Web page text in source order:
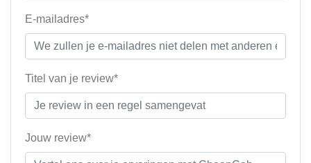
E-mailadres*
Titel van je review*
Jouw review*